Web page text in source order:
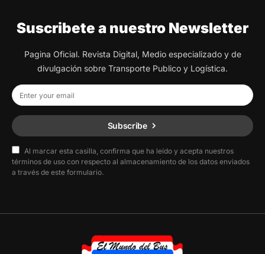
Suscribete a nuestro Newsletter
Pagina Oficial. Revista Digital, Medio especializado y de
divulgación sobre Transporte Publico y Logística.
Subscribe
Al marcar esta casilla, confirma que ha leído y acepta nuestros
términos de uso con respecto al almacenamiento de los datos enviados
a través de este formulario.